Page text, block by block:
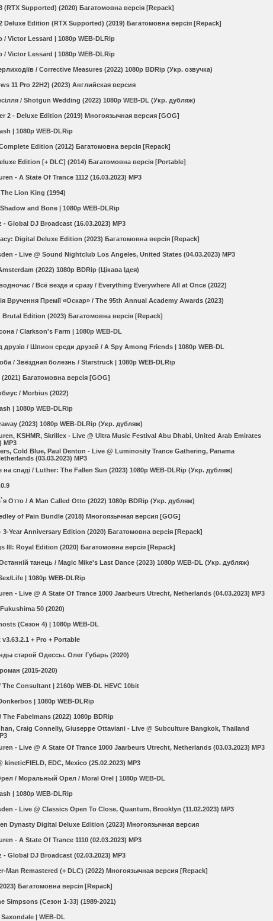
(RTX Supported) (2020) Багатомовна версія [Repack]
Deluxe Edition (RTX Supported) (2019) Багатомовна версія [Repack]
/ Victor Lessard | 1080p WEB-DLRip
/ Victor Lessard | 1080p WEB-DLRip
/ Corrective Measures (2022) 1080p BDRip (Укр. озвучка)
11 Pro 22H2) (2023) Английская версия
/ Shotgun Wedding (2022) 1080p WEB-DL (Укр. дубляж)
2 - Deluxe Edition (2019) Многоязычная версия [GOG]
| 1080p WEB-DLRip
Edition (2012) Багатомовна версія [Repack]
Edition [+ DLC] (2014) Багатомовна версія [Portable]
- A State Of Trance 1112 (16.03.2023) MP3
Lion King (1994)
Shadow and Bone | 1080p WEB-DLRip
- Global DJ Broadcast (16.03.2023) MP3
Digital Deluxe Edition (2023) Багатомовна версія [Repack]
- Live @ Sound Nightclub Los Angeles, United States (04.03.2023) MP3
(2022) 1080p BDRip (Цікава Ідея)
/ Всё везде и сразу / Everything Everywhere All at Once (2022)
Вручення Премії «Оскар» / The 95th Annual Academy Awards (2023)
Edition (2023) Багатомовна версія [Repack]
/ Clarkson's Farm | 1080p WEB-DL
друзів / Шпион среди друзей / A Spy Among Friends | 1080p WEB-DL
/ Звёздная болезнь / Starstruck | 1080p WEB-DLRip
(2021) Багатомовна версія [GOG]
/ Morbius (2022)
| 1080p WEB-DLRip
(2023) 1080p WEB-DLRip (Укр. дубляж)
KSHMR, Skrillex - Live @ Ultra Music Festival Abu Dhabi, United Arab Emirates
MP3
Cold Blue, Paul Denton - Live @ Luminosity Trance Gathering, Panama
(03.03.2023) MP3
спаді / Luther: The Fallen Sun (2023) 1080p WEB-DLRip (Укр. дубляж)
Отто / A Man Called Otto (2022) 1080p BDRip (Укр. дубляж)
of Pain Bundle (2018) Многоязычная версия [GOG]
Year Anniversary Edition (2020) Багатомовна версія [Repack]
III: Royal Edition (2020) Багатомовна версія [Repack]
танець / Magic Mike's Last Dance (2023) 1080p WEB-DL (Укр. дубляж)
Life | 1080p WEB-DLRip
- Live @ A State Of Trance 1000 Jaarbeurs Utrecht, Netherlands (04.03.2023) MP3
50 (2020)
(Сезон 4) | 1080p WEB-DL
+ Pro + Portable
старой Одессы. Олег Губарь (2020)
(2015-2020)
The Consultant | 2160p WEB-DL HEVC 10bit
| 1080p WEB-DLRip
Fabelmans (2022) 1080p BDRip
Craig Connelly, Giuseppe Ottaviani - Live @ Subculture Bangkok, Thailand
- Live @ A State Of Trance 1000 Jaarbeurs Utrecht, Netherlands (03.03.2023) MP3
kineticFIELD, EDC, Mexico (25.02.2023) MP3
/ Моральный Орел / Moral Orel | 1080p WEB-DL
| 1080p WEB-DLRip
- Live @ Classics Open To Close, Quantum, Brooklyn (11.02.2023) MP3
Dynasty Digital Deluxe Edition (2023) Многоязычная версия
- A State Of Trance 1110 (02.03.2023) MP3
- Global DJ Broadcast (02.03.2023) MP3
Man Remastered (+ DLC) (2022) Многоязычная версия [Repack]
Багатомовна версія [Repack]
Simpsons (Сезон 1-33) (1989-2021)
| WEB-DL